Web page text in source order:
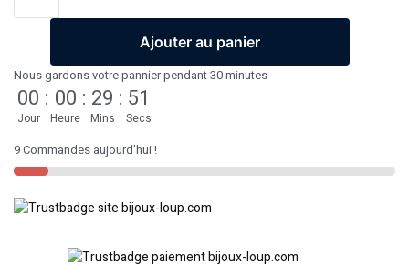
Ajouter au panier
Nous gardons votre pannier pendant 30 minutes
00
Jour
: 00
Heure
: 29
Mins
: 51
Secs
9 Commandes aujourd'hui !